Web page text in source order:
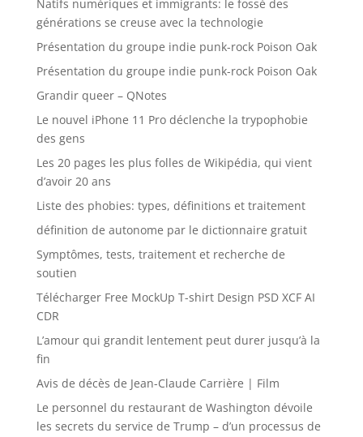
Natifs numériques et immigrants: le fossé des
générations se creuse avec la technologie
Présentation du groupe indie punk-rock Poison Oak
Présentation du groupe indie punk-rock Poison Oak
Grandir queer – QNotes
Le nouvel iPhone 11 Pro déclenche la trypophobie
des gens
Les 20 pages les plus folles de Wikipédia, qui vient
d’avoir 20 ans
Liste des phobies: types, définitions et traitement
définition de autonome par le dictionnaire gratuit
Symptômes, tests, traitement et recherche de
soutien
Télécharger Free MockUp T-shirt Design PSD XCF AI
CDR
L’amour qui grandit lentement peut durer jusqu’à la
fin
Avis de décès de Jean-Claude Carrière | Film
Le personnel du restaurant de Washington dévoile
les secrets du service de Trump – d’un processus de